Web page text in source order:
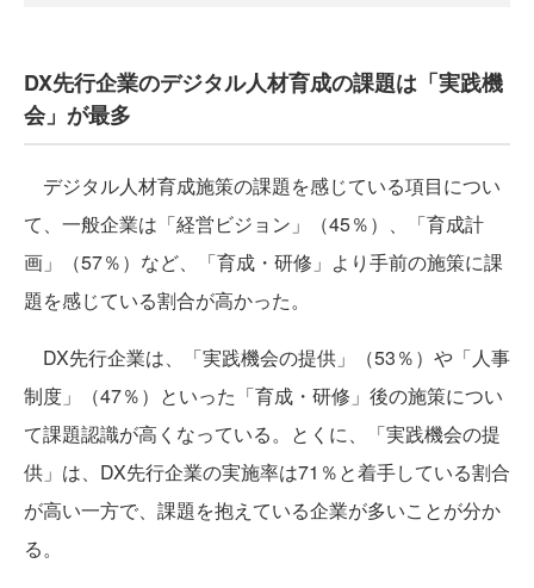
DX先行企業のデジタル人材育成の課題は「実践機
会」が最多
デジタル人材育成施策の課題を感じている項目につい
て、一般企業は「経営ビジョン」（45％）、「育成計
画」（57％）など、「育成・研修」より手前の施策に課
題を感じている割合が高かった。
DX先行企業は、「実践機会の提供」（53％）や「人事
制度」（47％）といった「育成・研修」後の施策につい
て課題認識が高くなっている。とくに、「実践機会の提
供」は、DX先行企業の実施率は71％と着手している割合
が高い一方で、課題を抱えている企業が多いことが分か
る。